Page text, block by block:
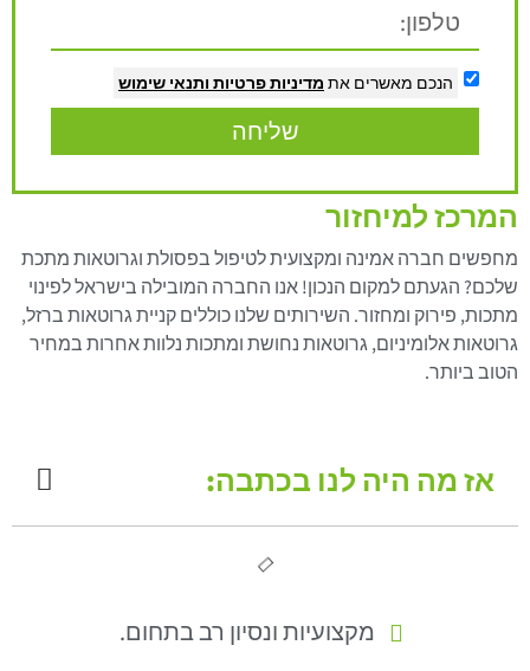
הנכם מאשרים את מדיניות פרטיות ותנאי שימוש
שליחה
המרכז למיחזור
מחפשים חברה אמינה ומקצועית לטיפול בפסולת וגרוטאות מתכת
שלכם? הגעתם למקום הנכון! אנו החברה המובילה בישראל לפינוי
מתכות, פירוק ומחזור. השירותים שלנו כוללים קניית גרוטאות ברזל,
גרוטאות אלומיניום, גרוטאות נחושת ומתכות נלוות אחרות במחיר
הטוב ביותר.
אז מה היה לנו בכתבה:
מקצועיות ונסיון רב בתחום.